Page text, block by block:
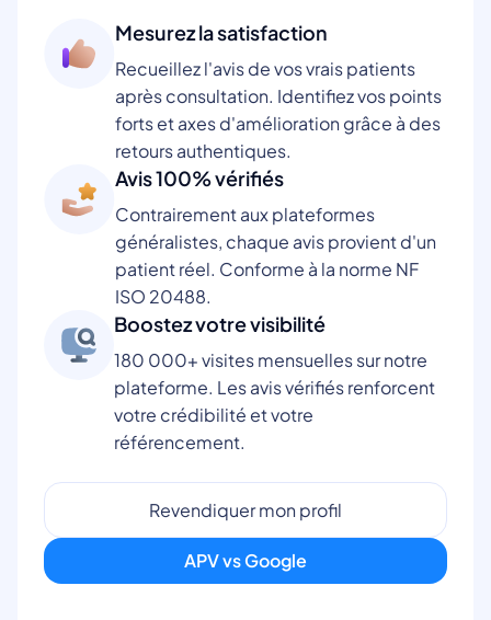
Mesurez la satisfaction
Recueillez l'avis de vos vrais patients
après consultation. Identifiez vos points
forts et axes d'amélioration grâce à des
retours authentiques.
Avis 100% vérifiés
Contrairement aux plateformes
généralistes, chaque avis provient d'un
patient réel. Conforme à la norme NF
ISO 20488.
Boostez votre visibilité
180 000+ visites mensuelles sur notre
plateforme. Les avis vérifiés renforcent
votre crédibilité et votre
référencement.
Revendiquer mon profil
APV vs Google